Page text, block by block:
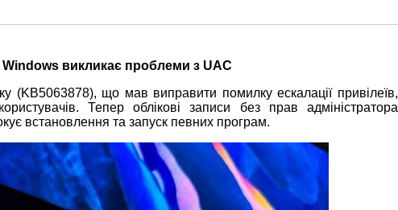
викликає проблеми з UAC
(KB5063878), що мав виправити помилку ескалації привілеїв,
Тепер облікові записи без прав адміністратора
встановлення та запуск певних програм.